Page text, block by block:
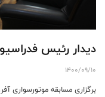
دیدار رئیس
1400/09/10
برگزاری مسابقه موتورسواری